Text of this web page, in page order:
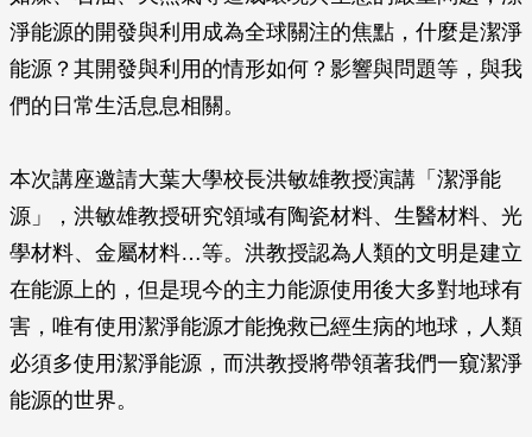
淨能源的開發與利用成為全球關注的焦點，什麼是潔淨
能源？其開發與利用的情形如何？影響與問題等，與我
們的日常生活息息相關。
本次講座邀請大葉大學校長洪敏雄教授演講「潔淨能
源」，洪敏雄教授研究領域有陶瓷材料、生醫材料、光
學材料、金屬材料…等。洪教授認為人類的文明是建立
在能源上的，但是現今的主力能源使用後大多對地球有
害，唯有使用潔淨能源才能挽救已經生病的地球，人類
必須多使用潔淨能源，而洪教授將帶領著我們一窺潔淨
能源的世界。